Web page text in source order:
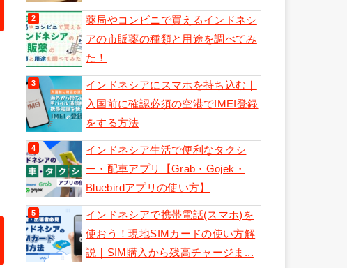
薬局やコンビニで買えるインドネシ
アの市販薬の種類と用途を調べてみ
た！
インドネシアにスマホを持ち込む｜
入国前に確認必須の空港でIMEI登録
をする方法
インドネシア生活で便利なタクシ
ー・配車アプリ【Grab・Gojek・
Bluebirdアプリの使い方】
インドネシアで携帯電話(スマホ)を
使おう！現地SIMカードの使い方解
説｜SIM購入から残高チャージま...